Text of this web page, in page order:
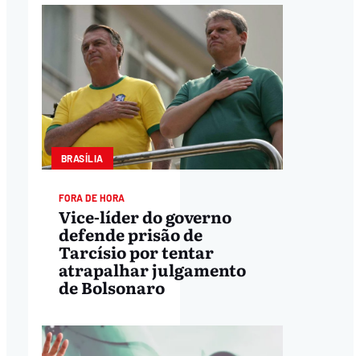
BRASÍLIA
FORA DE HORA
Vice-líder do governo
defende prisão de
Tarcísio por tentar
atrapalhar julgamento
de Bolsonaro